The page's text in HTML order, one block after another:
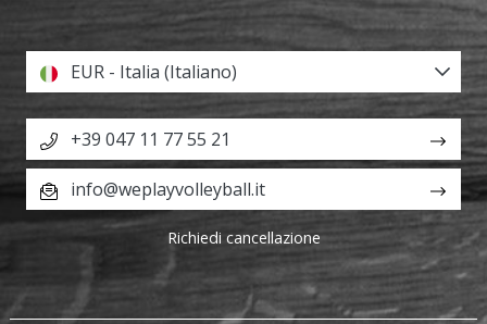
EUR - Italia (Italiano)
+39 047 11 77 55 21
info@weplayvolleyball.it
Richiedi cancellazione